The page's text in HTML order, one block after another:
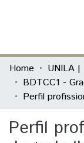
Communities &
All of DSpace
Home
BDTCC1 -
Perfil